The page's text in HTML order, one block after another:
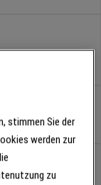
stimmen Sie der
werden zur
zu